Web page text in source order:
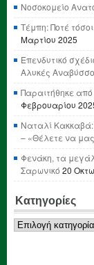
Νοσοκομείο
Τέμπη: Ποτέ
Μαρτίου 2025
Επενδυτικό
Αλυκές
Παραιτήθηκε
Φεβρουαρίου
Ναταλί
– «Θέλετε να
Φενάκη, τα
Σαρωνικό 20
Κατηγορίες
Κατηγορίες